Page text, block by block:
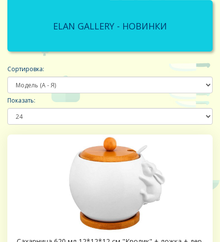
ELAN GALLERY - НОВИНКИ
Сортировка:
Показать: